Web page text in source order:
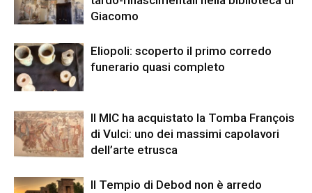
Giacomo
Eliopoli: scoperto il primo corredo
funerario quasi completo
Il MIC ha acquistato la Tomba François
di Vulci: uno dei massimi capolavori
dell’arte etrusca
Il Tempio di Debod non è arredo